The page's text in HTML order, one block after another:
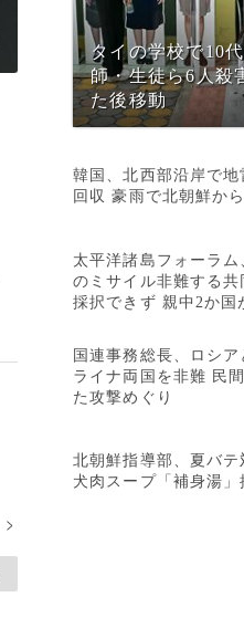
>
タイの学校で10
師・生徒ら6人殺
た後移動
韓国、北西部沿岸で地
回収 豪雨で北朝鮮か
太平洋諸島フォーラム
のミサイル非難する共
採択できず 親中2か国
国連事務総長、ロシア
ライナ両国を非難 民
た攻撃めぐり
北朝鮮指導部、夏バテ
犬肉スープ「補身湯」